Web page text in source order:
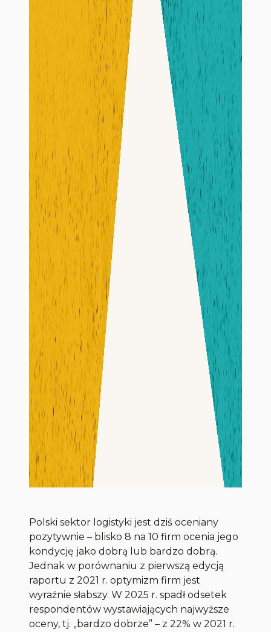
Polski sektor logistyki jest dziś oceniany
pozytywnie – blisko 8 na 10 firm ocenia jego
kondycję jako dobrą lub bardzo dobrą.
Jednak w porównaniu z pierwszą edycją
raportu z 2021 r. optymizm firm jest
wyraźnie słabszy. W 2025 r. spadł odsetek
respondentów wystawiających najwyższe
oceny, tj. „bardzo dobrze” – z 22% w 2021 r.